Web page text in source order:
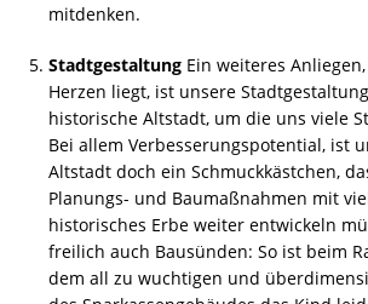
mitdenken.
Stadtgestaltung Ein weiteres
Herzen liegt, ist unsere
historische Altstadt, um die uns viele
Bei allem Verbesserungspotential, ist
Altstadt doch ein Schmuckkästchen,
Planungs- und Baumaßnahmen mit
historisches Erbe weiter entwickeln
freilich auch Bausünden: So ist beim
dem all zu wuchtigen und